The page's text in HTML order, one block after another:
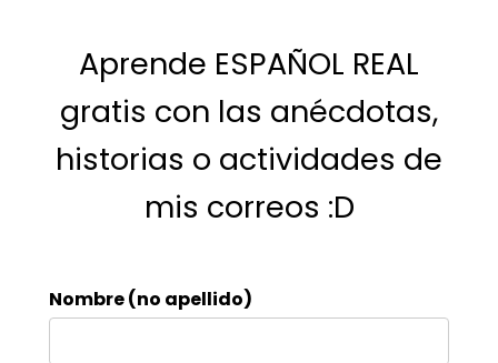
Aprende ESPAÑOL REAL
gratis con las anécdotas,
historias o actividades de
mis correos :D
Nombre (no apellido)